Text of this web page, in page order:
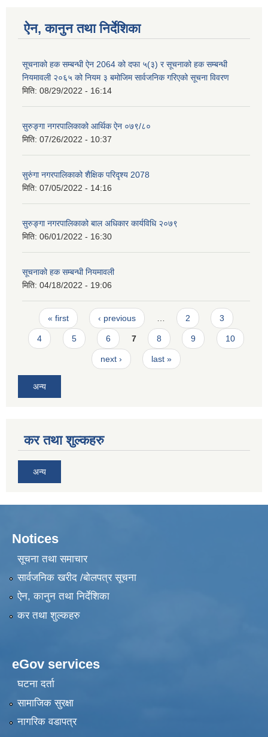
ऐन, कानुन तथा निर्देशिका
सूचनाको हक सम्बन्धी ऐन 2064 को दफा ५(३) र सूचनाको हक सम्बन्धी
नियमावली २०६५ को नियम ३ बमोजिम सार्वजनिक गरिएको सूचना विवरण
मिति: 08/29/2022 - 16:14
सुरुङ्गा नगरपालिकाको आर्थिक ऐन ०७९/८०
मिति: 07/26/2022 - 10:37
सुरुंगा नगरपालिकाको शैक्षिक परिदृश्य 2078
मिति: 07/05/2022 - 14:16
सुरुङ्गा नगरपालिकाको बाल अधिकार कार्यविधि २०७९
मिति: 06/01/2022 - 16:30
सूचनाको हक सम्बन्धी नियमावली
मिति: 04/18/2022 - 19:06
Pages
« first ‹ previous 2 3
4 5 6 7 8 9 10
next › last »
अन्य
कर तथा शुल्कहरु
अन्य
Notices
सूचना तथा समाचार
सार्वजनिक खरीद /बोलपत्र सूचना
ऐन, कानुन तथा निर्देशिका
कर तथा शुल्कहरु
eGov services
घटना दर्ता
सामाजिक सुरक्षा
नागरिक वडापत्र